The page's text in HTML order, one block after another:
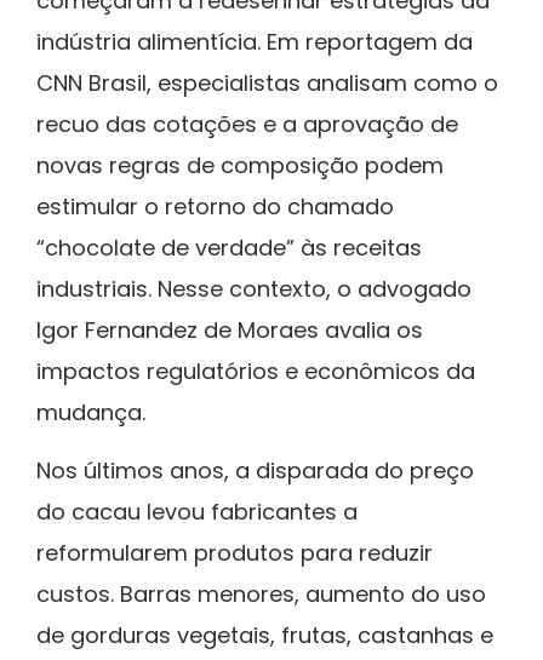
indústria alimentícia. Em reportagem da
CNN Brasil, especialistas analisam como o
recuo das cotações e a aprovação de
novas regras de composição podem
estimular o retorno do chamado
“chocolate de verdade” às receitas
industriais. Nesse contexto, o advogado
Igor Fernandez de Moraes avalia os
impactos regulatórios e econômicos da
mudança.
Nos últimos anos, a disparada do preço
do cacau levou fabricantes a
reformularem produtos para reduzir
custos. Barras menores, aumento do uso
de gorduras vegetais, frutas, castanhas e